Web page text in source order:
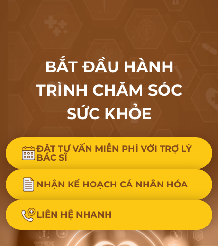
BẮT ĐẦU HÀNH
TRÌNH CHĂM SÓC
SỨC KHỎE
ĐẶT TƯ VẤN MIỄN PHÍ VỚI TRỢ LÝ
BÁC SĨ
NHẬN KẾ HOẠCH CÁ NHÂN HÓA
LIÊN HỆ NHANH